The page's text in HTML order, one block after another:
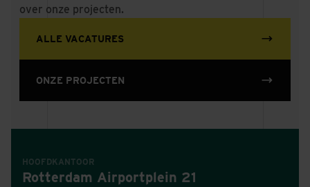
over onze projecten.
ALLE VACATURES
ONZE PROJECTEN
HOOFDKANTOOR
Rotterdam Airportplein 21